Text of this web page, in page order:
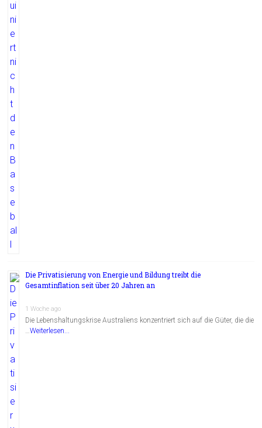
Die Privatisierung von Energie und Bildung treibt die
Gesamtinflation seit über 20 Jahren an
1 Woche ago
Die Lebenshaltungskrise Australiens konzentriert sich auf die Güter, die die
…Weiterlesen...